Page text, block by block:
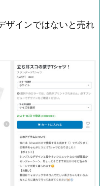
ザインではないと売れ